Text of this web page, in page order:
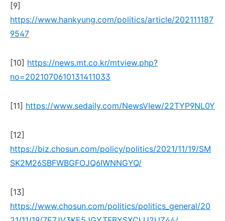
[9]
https://www.hankyung.com/politics/article/202111187
9547
[10] https://news.mt.co.kr/mtview.php?
no=2021070610131411033
[11] https://www.sedaily.com/NewsVIew/22TYP9NL0Y
[12]
https://biz.chosun.com/policy/politics/2021/11/19/SM
SK2M26SBFWBGFOJQ6IWNNGYQ/
[13]
https://www.chosun.com/politics/politics_general/20